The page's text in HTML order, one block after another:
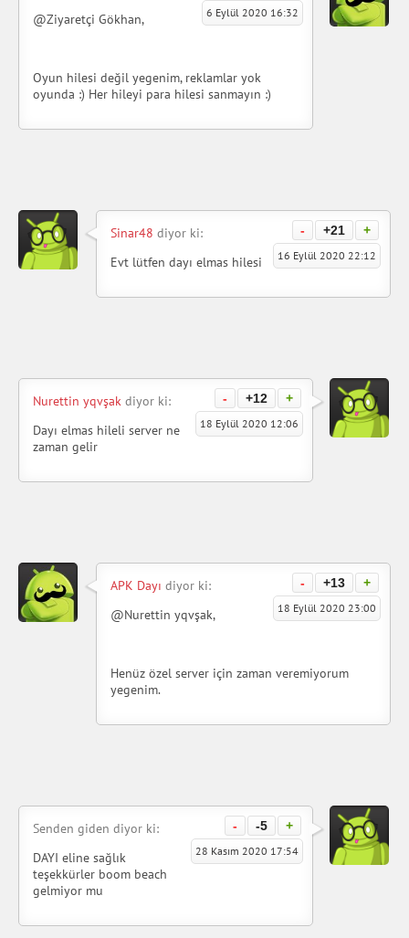
6 Eylül 2020 16:32
@Ziyaretçi Gökhan,
Oyun hilesi değil yegenim, reklamlar yok
oyunda :) Her hileyi para hilesi sanmayın :)
- +21 +
Sinar48 diyor ki:
16 Eylül 2020 22:12
Evt lütfen dayı elmas hilesi
- +12 +
Nurettin yqvşak diyor ki:
18 Eylül 2020 12:06
Dayı elmas hileli server ne
zaman gelir
- +13 +
APK Dayı diyor ki:
18 Eylül 2020 23:00
@Nurettin yqvşak,
Henüz özel server için zaman veremiyorum
yegenim.
- -5 +
Senden giden diyor ki:
28 Kasım 2020 17:54
DAYI eline sağlık
teşekkürler boom beach
gelmiyor mu